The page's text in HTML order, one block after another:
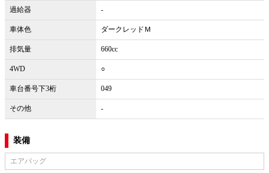
過給器 -
車体色 ダークレッドＭ
排気量 660cc
4WD ○
車台番号下3桁 049
その他 -
装備
エアバッグ